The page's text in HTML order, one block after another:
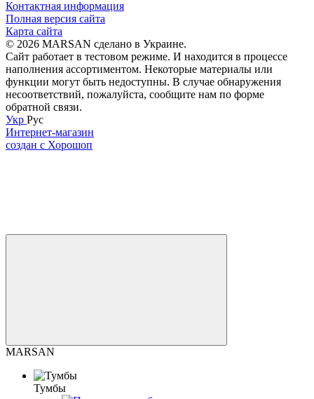
Контактная информация
Полная версия сайта
Карта сайта
© 2026 MARSAN сделано в Украине.
Сайт работает в тестовом режиме. И находится в процессе
наполнения ассортиментом. Некоторые материалы или
функции могут быть недоступны. В случае обнаружения
несоответствий, пожалуйста, сообщите нам по форме
обратной связи.
Укр Рус
Интернет-магазин
создан с Хорошоп
MARSAN
Тумбы